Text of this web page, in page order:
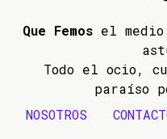
Que Femos el
Todo el ocio,
paraíso
NOSOTROS